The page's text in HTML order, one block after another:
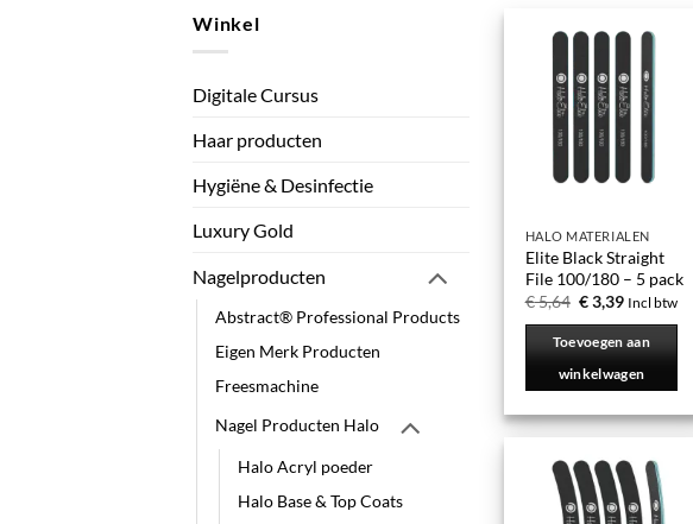
Winkel
Digitale Cursus
Haar producten
Hygiëne & Desinfectie
Luxury Gold
Nagelproducten
Abstract® Professional Products
Eigen Merk Producten
Freesmachine
Nagel Producten Halo
Halo Acryl poeder
Halo Base & Top Coats
HALO MATERIALEN
Elite Black Straight
File 100/180 – 5 pack
€5,64 €3,39 Incl btw
Toevoegen aan
winkelwagen